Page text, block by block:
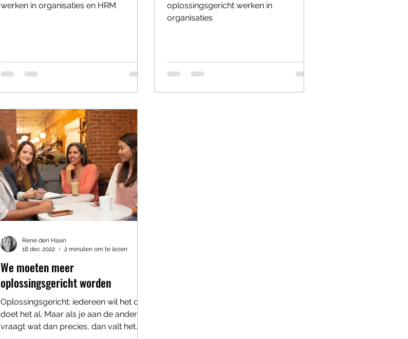
werken in organisaties en HRM
oplossingsgericht werken in
organisaties
We moeten meer
oplossingsgericht worden
Oplossingsgericht: iedereen wil het of
doet het al. Maar als je aan de ander
vraagt wat dan precies, dan valt het
René den Haan
18 dec 2022
2 minuten om te lezen